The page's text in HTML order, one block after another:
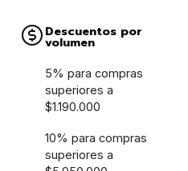
Descuentos por
volumen
5% para compras
superiores a
$1.190.000
10% para compras
superiores a